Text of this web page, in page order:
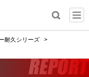
耐久シリーズ
>